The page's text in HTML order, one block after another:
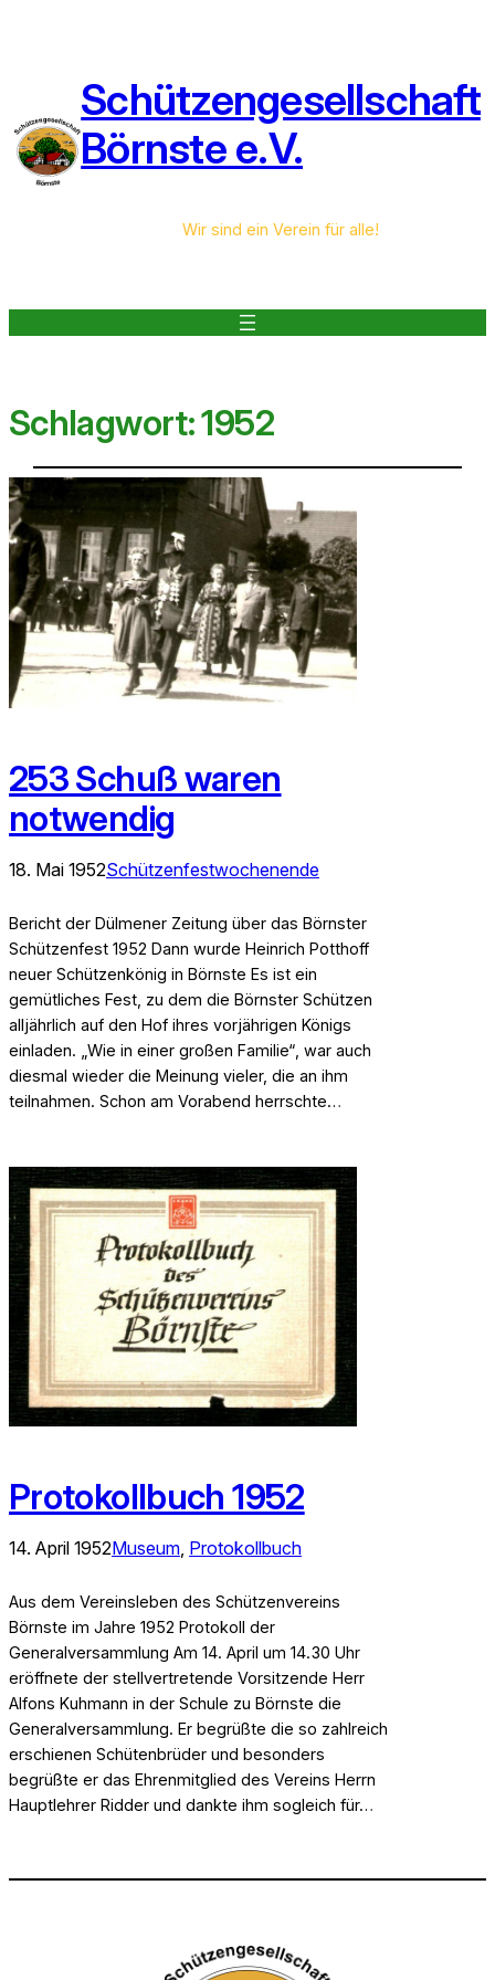
Schützengesellschaft
Börnste e.V.
Wir sind ein Verein für alle!
Schlagwort:1952
253 Schuß waren
notwendig
18. Mai 1952Schützenfestwochenende
Bericht der Dülmener Zeitung über das Börnster
Schützenfest 1952 Dann wurde Heinrich Potthoff
neuer Schützenkönig in Börnste Es ist ein
gemütliches Fest, zu dem die Börnster Schützen
alljährlich auf den Hof ihres vorjährigen Königs
einladen. „Wie in einer großen Familie“, war auch
diesmal wieder die Meinung vieler, die an ihm
teilnahmen. Schon am Vorabend herrschte…
Protokollbuch 1952
14. April 1952Museum Protokollbuch
Aus dem Vereinsleben des Schützenvereins
Börnste im Jahre 1952 Protokoll der
Generalversammlung Am 14. April um 14.30 Uhr
eröffnete der stellvertretende Vorsitzende Herr
Alfons Kuhmann in der Schule zu Börnste die
Generalversammlung. Er begrüßte die so zahlreich
erschienen Schütenbrüder und besonders
begrüßte er das Ehrenmitglied des Vereins Herrn
Hauptlehrer Ridder und dankte ihm sogleich für…